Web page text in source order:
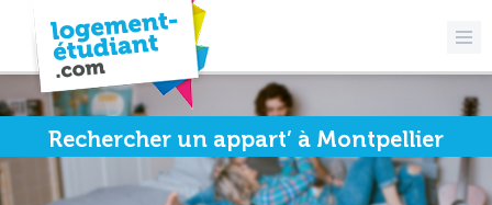
Rechercher un appart’ à Montpellier